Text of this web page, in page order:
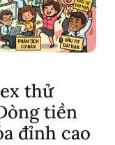
thử
tiền
đỉnh cao